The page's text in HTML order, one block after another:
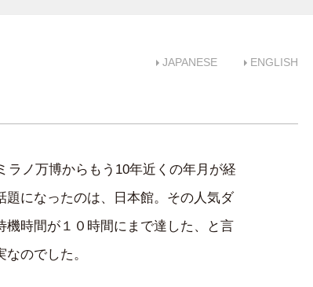
JAPANESE ENGLISH
ラノ万博からもう10年近くの年月が経
題になったのは、日本館。その人気ダ
時間が１０時間にまで達した、と言
のでした。